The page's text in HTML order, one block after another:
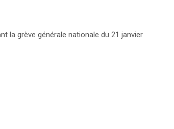
la grève générale nationale du 21 janvier